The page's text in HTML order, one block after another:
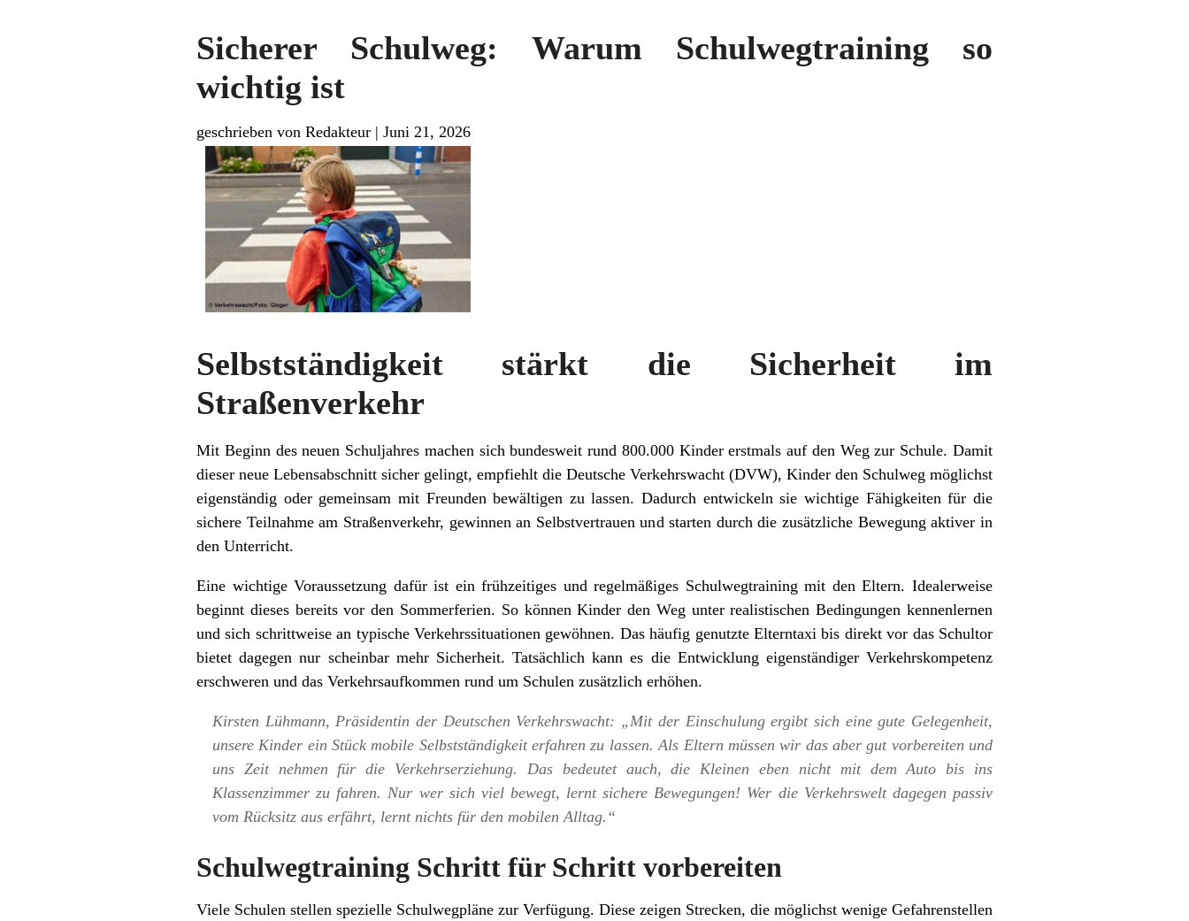
Sicherer Schulweg: Warum Schulwegtraining so
wichtig ist
geschrieben von Redakteur | Juni 21, 2026
Selbstständigkeit stärkt die Sicherheit im
Straßenverkehr
Mit Beginn des neuen Schuljahres machen sich bundesweit rund 800.000 Kinder erstmals auf den Weg zur Schule. Damit
dieser neue Lebensabschnitt sicher gelingt, empfiehlt die Deutsche Verkehrswacht (DVW), Kinder den Schulweg möglichst
eigenständig oder gemeinsam mit Freunden bewältigen zu lassen. Dadurch entwickeln sie wichtige Fähigkeiten für die
sichere Teilnahme am Straßenverkehr, gewinnen an Selbstvertrauen und starten durch die zusätzliche Bewegung aktiver in
den Unterricht.
Eine wichtige Voraussetzung dafür ist ein frühzeitiges und regelmäßiges Schulwegtraining mit den Eltern. Idealerweise
beginnt dieses bereits vor den Sommerferien. So können Kinder den Weg unter realistischen Bedingungen kennenlernen
und sich schrittweise an typische Verkehrssituationen gewöhnen. Das häufig genutzte Elterntaxi bis direkt vor das Schultor
bietet dagegen nur scheinbar mehr Sicherheit. Tatsächlich kann es die Entwicklung eigenständiger Verkehrskompetenz
erschweren und das Verkehrsaufkommen rund um Schulen zusätzlich erhöhen.
Kirsten Lühmann, Präsidentin der Deutschen Verkehrswacht: „Mit der Einschulung ergibt sich eine gute Gelegenheit,
unsere Kinder ein Stück mobile Selbstständigkeit erfahren zu lassen. Als Eltern müssen wir das aber gut vorbereiten und
uns Zeit nehmen für die Verkehrserziehung. Das bedeutet auch, die Kleinen eben nicht mit dem Auto bis ins
Klassenzimmer zu fahren. Nur wer sich viel bewegt, lernt sichere Bewegungen! Wer die Verkehrswelt dagegen passiv
vom Rücksitz aus erfährt, lernt nichts für den mobilen Alltag.“
Schulwegtraining Schritt für Schritt vorbereiten
Viele Schulen stellen spezielle Schulwegpläne zur Verfügung. Diese zeigen Strecken, die möglichst wenige Gefahrenstellen